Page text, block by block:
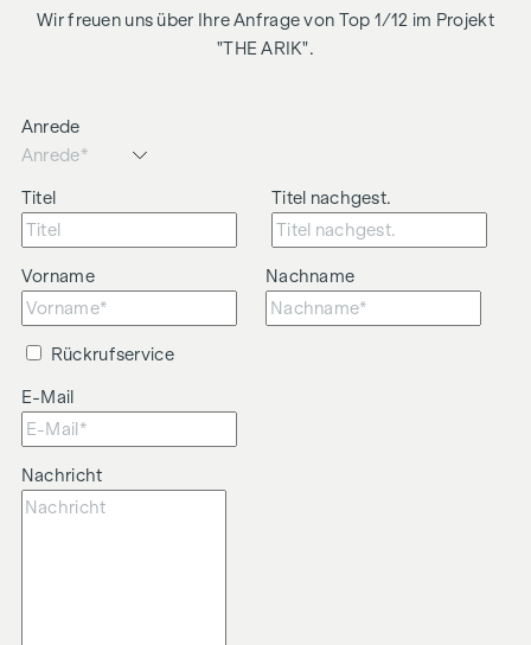
Highlights der Wohnung:
Zentrale Lage
Wir weisen darauf hin, dass zwischen dem Vermittler und
dem zu vermittelnden Dritten ein familiäres oder
wirtschaftliches Naheverhältnis besteht.
Wir freuen uns über Ihre Anfrage von Top 1/12 im Projekt
"THE ARIK".
Anrede
Titel Titel nachgest.
Vorname Nachname
Rückrufservice
E-Mail
Nachricht